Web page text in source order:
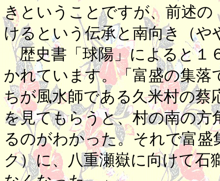
きということですが、前述の
けるという伝承と南向き（
歴史書「球陽」によると１
かれています。「富盛の集落
ちが風水師である久米村の蔡
を見てもらうと、村の南の
るのがわかった。それで富
ク）に、八重瀬嶽に向けて石